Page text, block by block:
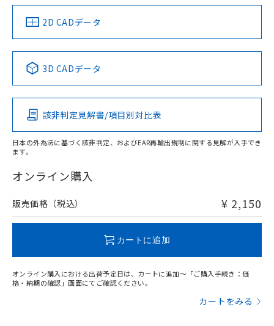
中国 RoHS 注意事項・凡例
Pb Hg Cd Cr(VI)
O
在庫等で未対応品が混在する可能性があります。
問い合わせください。
2D CADデータ
3D CADデータ
該非判定見解書/項目別対比表
日本の外為法に基づく該非判定、およびEAR再輸出規制に関する見解が入手でき
ます。
オンライン購入
販売価格（税込） ¥ 2,150
カートに追加
オンライン購入における出荷予定日は、カートに追加～「ご購入手続き：価
格・納期の確認」画面にてご確認ください。
カートをみる